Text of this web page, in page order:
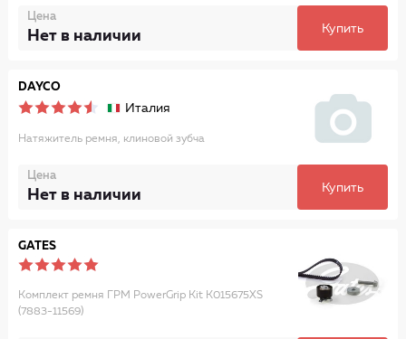
Цена
Нет в наличии Купить
DAYCO
Италия
Натяжитель ремня, клиновой зубча
Цена
Нет в наличии Купить
GATES
Комплект ремня ГРМ PowerGrip Kit K015675XS
(7883-11569)